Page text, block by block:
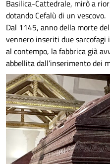
Basilica-Cattedrale, mirò a
dotando Cefalù di un vescovo.
Dal 1145, anno della morte
vennero inseriti due sarcofagi
al contempo, la fabbrica già
abbellita dall’inserimento dei